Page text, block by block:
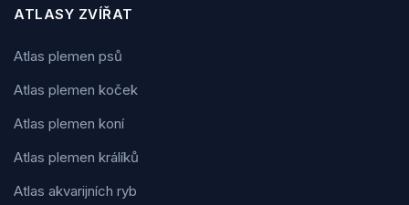
ATLASY ZVÍŘAT
Atlas plemen psů
Atlas plemen koček
Atlas plemen koní
Atlas plemen králíků
Atlas akvarijních ryb